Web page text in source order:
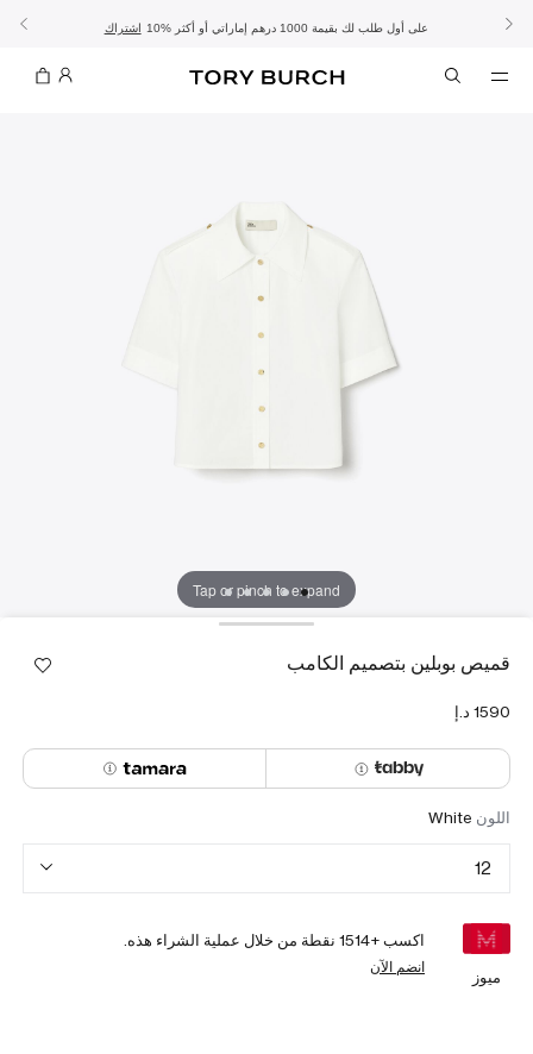
الموسم الجديد: إطلالات العملتسوّقي التشكيلة تشكيلة عيد الأضحىتسوقي اشتراك 10% على أول طلب لك بقيمة 1000 درهم إماراتي أو أكثر تفاصيل - الشحن المجاني تفاصيل - تسوق الآن واستلم في المتجر
Tap or pinch to expand
قميص بوبلين بتصميم الكامب
اللون White
12
ميوز
اكسب +1514 نقطة من خلال عملية الشراء هذه.
انضم الآن